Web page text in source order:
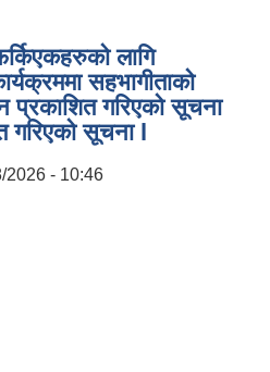
लागि
सहभागीताको
प्रकाशित गरिएको सूचना
गरिएको सूचना l
2026 - 10:46